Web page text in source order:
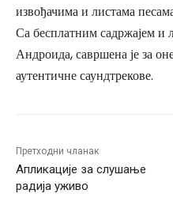
извођачима и листама
Са бесплатним садржајем и
Андроида, савршена је за
аутентичне саундтрекове.
Претходни чланак
Апликације за слушање
радија уживо